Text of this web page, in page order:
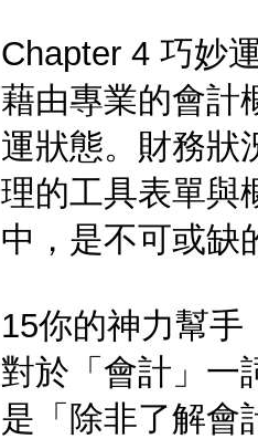
Chapter 4 巧妙
藉由專業的會計
運狀態。財務狀
理的工具表單與
中，是不可或缺
15你的神力幫手
對於「會計」一
是「除非了解會